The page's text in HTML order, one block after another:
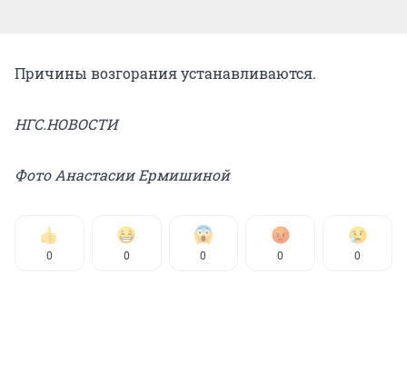
Причины возгорания устанавливаются.
НГС.НОВОСТИ
Фото Анастасии Ермишиной
0 0 0 0 0